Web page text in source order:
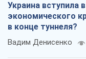
Украина вступила
экономического
в конце туннеля?
Вадим Денисенко